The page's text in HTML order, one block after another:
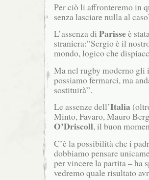
Per ciò li affronteremo in
senza lasciare nulla al
L’assenza di Parisseè
straniera:”Sergio è il
mondo, logico che
Ma nel rugby moderno gli
possiamo fermarci, ma
sostituirà”.
Le assenze dell’Italia
Minto, Favaro, Mauro
O’Driscoll, il buon
C’è la possibilità che i
dobbiamo pensare
per vincere la partita – ha
vedremo quale risultato